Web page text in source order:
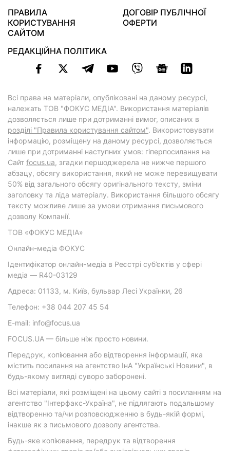
ПРАВИЛА
КОРИСТУВАННЯ
САЙТОМ
ДОГОВІР ПУБЛІЧНОЇ
ОФЕРТИ
РЕДАКЦІЙНА ПОЛІТИКА
Всі права на матеріали, опубліковані на даному ресурсі,
належать ТОВ "ФОКУС МЕДІА". Використання матеріалів
дозволяється лише при дотриманні вимог, описаних в
розділі "Правила користування сайтом". Використовувати
інформацію, розміщену на даному ресурсі, дозволяється
лише при дотриманні наступних умов: гіперпосилання на
Cайт focus.ua, згадки першоджерела не нижче першого
абзацу, обсягу використання, який не може перевищувати
50% від загального обсягу оригінального тексту, зміни
заголовку та ліда матеріалу. Використання більшого обсягу
тексту можливе лише за умови отримання письмового
дозволу Компанії.
ТОВ «ФОКУС МЕДІА»
Онлайн-медіа ФОКУС
Ідентифікатор онлайн-медіа в Реєстрі суб’єктів у сфері
медіа — R40-03129
Адреса: 01133, м. Київ, бульвар Лесі Українки, 26
Телефон: +38 044 207 45 54
E-mail: info@focus.ua
FOCUS.UA — більше ніж просто новини.
Передрук, копіювання або відтворення інформації, яка
містить посилання на агентство ІнА "Українські Новини", в
будь-якому вигляді суворо заборонені.
Всі матеріали, які розміщені на цьому сайті з посиланням на
агентство "Інтерфакс-Україна", не підлягають подальшому
відтворенню та/чи розповсюдженню в будь-якій формі,
інакше як з письмового дозволу агентства.
Будь-яке копіювання, передрук та відтворення